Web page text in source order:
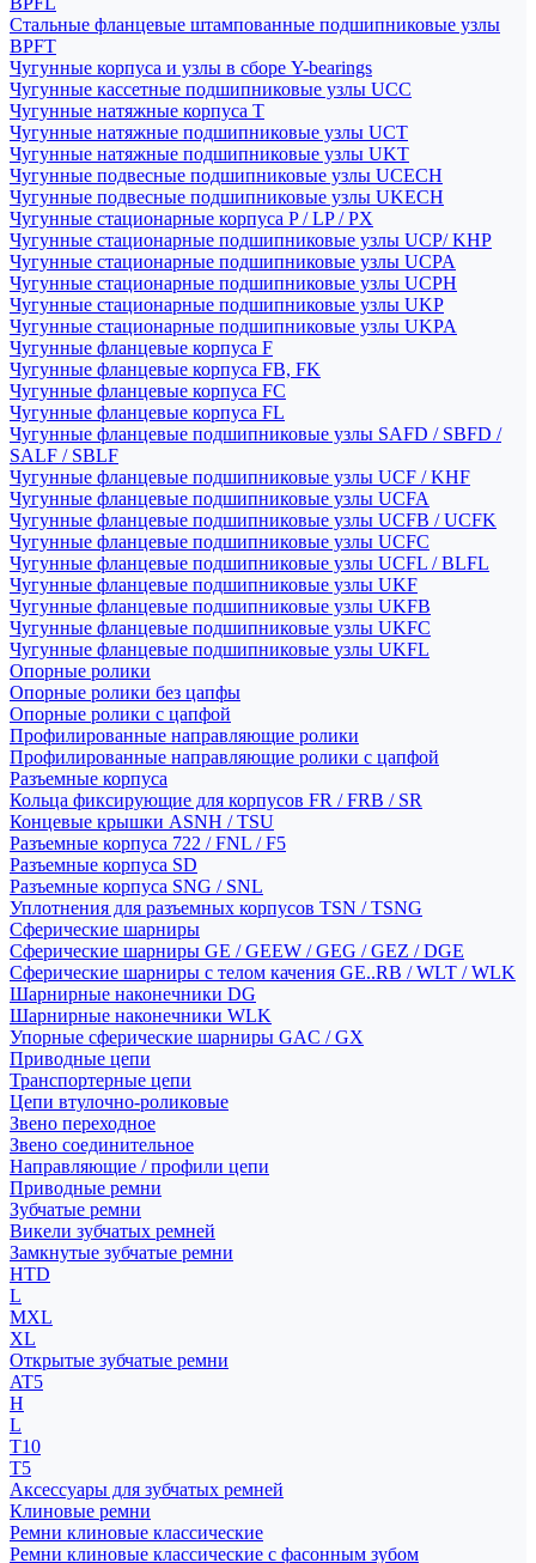
Стальные фланцевые штампованные подшипниковые узлы
BPFT
Чугунные корпуса и узлы в сборе Y-bearings
Чугунные кассетные подшипниковые узлы UCC
Чугунные натяжные корпуса T
Чугунные натяжные подшипниковые узлы UCT
Чугунные натяжные подшипниковые узлы UKT
Чугунные подвесные подшипниковые узлы UCECH
Чугунные подвесные подшипниковые узлы UKECH
Чугунные стационарные корпуса P / LP / PX
Чугунные стационарные подшипниковые узлы UCP/ KHP
Чугунные стационарные подшипниковые узлы UCPA
Чугунные стационарные подшипниковые узлы UCPH
Чугунные стационарные подшипниковые узлы UKP
Чугунные стационарные подшипниковые узлы UKPA
Чугунные фланцевые корпуса F
Чугунные фланцевые корпуса FB, FK
Чугунные фланцевые корпуса FC
Чугунные фланцевые корпуса FL
Чугунные фланцевые подшипниковые узлы SAFD / SBFD /
SALF / SBLF
Чугунные фланцевые подшипниковые узлы UCF / KHF
Чугунные фланцевые подшипниковые узлы UCFA
Чугунные фланцевые подшипниковые узлы UCFB / UCFK
Чугунные фланцевые подшипниковые узлы UCFC
Чугунные фланцевые подшипниковые узлы UCFL / BLFL
Чугунные фланцевые подшипниковые узлы UKF
Чугунные фланцевые подшипниковые узлы UKFB
Чугунные фланцевые подшипниковые узлы UKFC
Чугунные фланцевые подшипниковые узлы UKFL
Опорные ролики
Опорные ролики без цапфы
Опорные ролики с цапфой
Профилированные направляющие ролики
Профилированные направляющие ролики с цапфой
Разъемные корпуса
Кольца фиксирующие для корпусов FR / FRB / SR
Концевые крышки ASNH / TSU
Разъемные корпуса 722 / FNL / F5
Разъемные корпуса SD
Разъемные корпуса SNG / SNL
Уплотнения для разъемных корпусов TSN / TSNG
Сферические шарниры
Сферические шарниры GE / GEEW / GEG / GEZ / DGE
Сферические шарниры с телом качения GE..RB / WLT / WLK
Шарнирные наконечники DG
Шарнирные наконечники WLK
Упорные сферические шарниры GAC / GX
Приводные цепи
Транспортерные цепи
Цепи втулочно-роликовые
Звено переходное
Звено соединительное
Направляющие / профили цепи
Приводные ремни
Зубчатые ремни
Викели зубчатых ремней
Замкнутые зубчатые ремни
HTD
L
MXL
XL
Открытые зубчатые ремни
AT5
H
L
T10
T5
Аксессуары для зубчатых ремней
Клиновые ремни
Ремни клиновые классические
Ремни клиновые классические с фасонным зубом